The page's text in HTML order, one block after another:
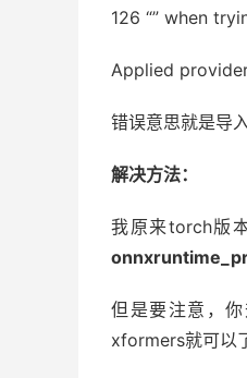
126 “” when
Applied
错误意思就是导
解决方法：
我原来torch版
但是要注意，
xformers就可以